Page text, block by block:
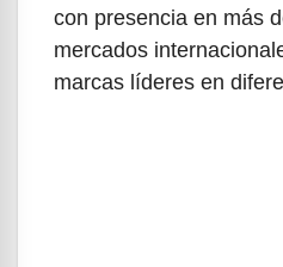
con presencia en más
mercados
marcas líderes en